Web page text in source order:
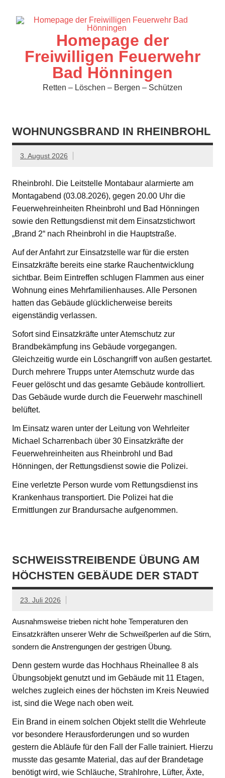
springen
Homepage der
Freiwilligen Feuerwehr
Bad Hönningen
Retten – Löschen – Bergen – Schützen
WOHNUNGSBRAND IN RHEINBROHL
3. August 2026
Rheinbrohl. Die Leitstelle Montabaur alarmierte am
Montagabend (03.08.2026), gegen 20.00 Uhr die
Feuerwehreinheiten Rheinbrohl und Bad Hönningen
sowie den Rettungsdienst mit dem Einsatzstichwort
„Brand 2“ nach Rheinbrohl in die Hauptstraße.
Auf der Anfahrt zur Einsatzstelle war für die ersten
Einsatzkräfte bereits eine starke Rauchentwicklung
sichtbar. Beim Eintreffen schlugen Flammen aus einer
Wohnung eines Mehrfamilienhauses. Alle Personen
hatten das Gebäude glücklicherweise bereits
eigenständig verlassen.
Sofort sind Einsatzkräfte unter Atemschutz zur
Brandbekämpfung ins Gebäude vorgegangen.
Gleichzeitig wurde ein Löschangriff von außen gestartet.
Durch mehrere Trupps unter Atemschutz wurde das
Feuer gelöscht und das gesamte Gebäude kontrolliert.
Das Gebäude wurde durch die Feuerwehr maschinell
belüftet.
Im Einsatz waren unter der Leitung von Wehrleiter
Michael Scharrenbach über 30 Einsatzkräfte der
Feuerwehreinheiten aus Rheinbrohl und Bad
Hönningen, der Rettungsdienst sowie die Polizei.
Eine verletzte Person wurde vom Rettungsdienst ins
Krankenhaus transportiert. Die Polizei hat die
Ermittlungen zur Brandursache aufgenommen.
SCHWEISSTREIBENDE ÜBUNG AM H
ÖCHSTEN GEBÄUDE DER STADT
23. Juli 2026
Ausnahmsweise trieben nicht hohe Temperaturen den
Einsatzkräften unserer Wehr die Schweißperlen auf die Stirn,
sondern die Anstrengungen der gestrigen Übung.
Denn gestern wurde das Hochhaus Rheinallee 8 als
Übungsobjekt genutzt und im Gebäude mit 11 Etagen,
welches zugleich eines der höchsten im Kreis Neuwied
ist, sind die Wege nach oben weit.
Ein Brand in einem solchen Objekt stellt die Wehrleute
vor besondere Herausforderungen und so wurden
gestern die Abläufe für den Fall der Falle trainiert. Hierzu
musste das gesamte Material, das auf der Brandetage
benötigt wird, wie Schläuche, Strahlrohre, Lüfter, Äxte,